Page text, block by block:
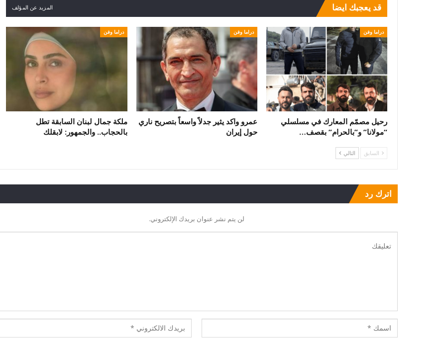
قد يعجبك ايضا المزيد عن المؤلف
دراما وفن
رحيل مصمّم المعارك في مسلسلي
“مولانا” و”بالحرام” بقصف…
دراما وفن
عمرو واكد يثير جدلاً واسعاً بتصريح ناري
حول إيران
دراما وفن
ملكة جمال لبنان السابقة تطل
بالحجاب.. والجمهور: لابقلك
السابق التالي
اترك رد
لن يتم نشر عنوان بريدك الإلكتروني.